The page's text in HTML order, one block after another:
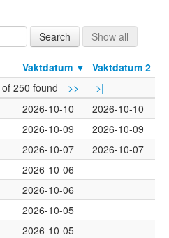
Vaktdatum ▼
Vaktdatum 2
250 found >>
>|
2026-10-10
2026-10-10
2026-10-09
2026-10-09
2026-10-07
2026-10-07
2026-10-06
2026-10-06
2026-10-05
2026-10-05